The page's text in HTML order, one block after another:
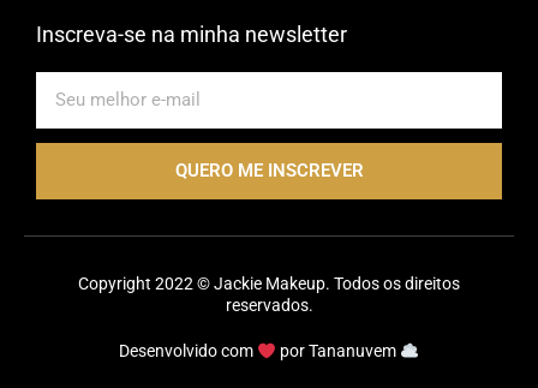
r
m
o
e
e
t
p
i
Inscreva-se na minha newsletter
QUERO ME INSCREVER
Copyright 2022 © Jackie Makeup. Todos os direitos
reservados.
Desenvolvido com porTananuvem